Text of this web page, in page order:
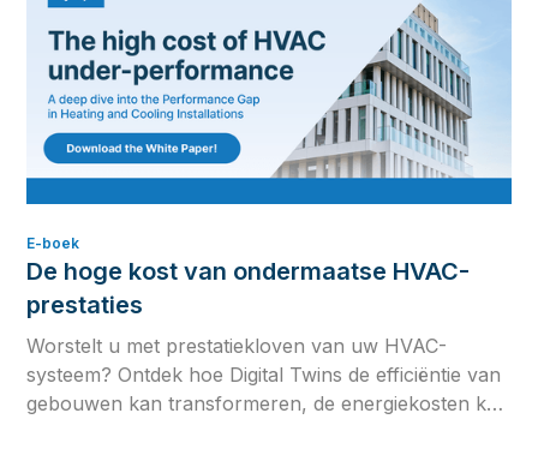
E-boek
De hoge kost van ondermaatse HVAC-
prestaties
Worstelt u met prestatiekloven van uw HVAC-
systeem? Ontdek hoe Digital Twins de efficiëntie van
gebouwen kan transformeren, de energiekosten kan